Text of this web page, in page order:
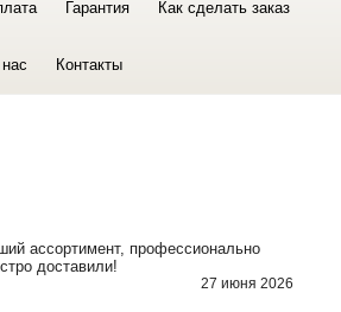
Гарантия Как сделать заказ
Контакты
ассортимент, профессионально
доставили!
27 июня 2026